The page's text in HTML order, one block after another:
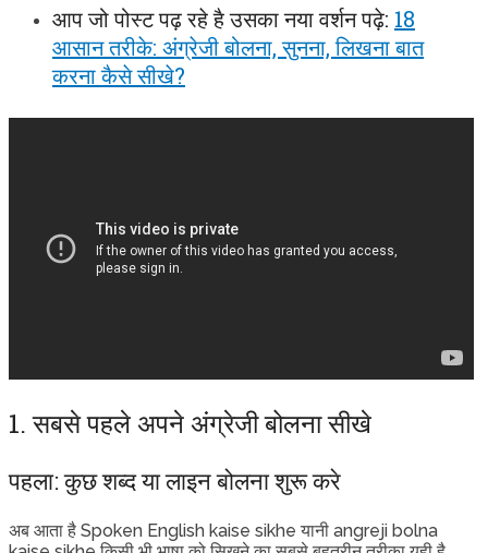
आप जो पोस्ट पढ़ रहे है उसका नया वर्शन पढ़े: 18
आसान तरीके: अंग्रेजी बोलना, सुनना, लिखना बात
करना कैसे सीखे?
1. सबसे पहले अपने अंग्रेजी बोलना सीखे
पहला: कुछ शब्द या लाइन बोलना शुरू करे
अब आता है Spoken English kaise sikhe यानी angreji bolna